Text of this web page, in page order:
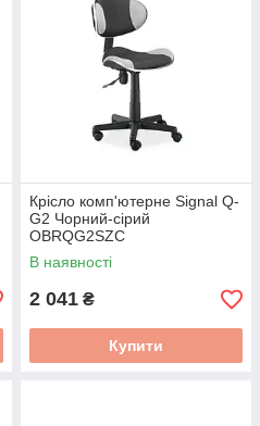
Крісло комп'ютерне Signal Q-
G2 Чорний-сірий
OBRQG2SZC
В наявності
2 041 ₴
Купити